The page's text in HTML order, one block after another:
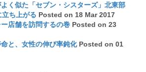
く似た「セブン・シスターズ」北東部
ち上がる Posted on 18 Mar 2017
店舗を訪問するの巻 Posted on 23
と、女性の伸び率鈍化Posted on 01